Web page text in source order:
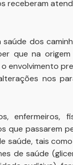
receberam
dos
que na
envolvimento
nos
enfermeiros,
que passarem
tais
de saúde